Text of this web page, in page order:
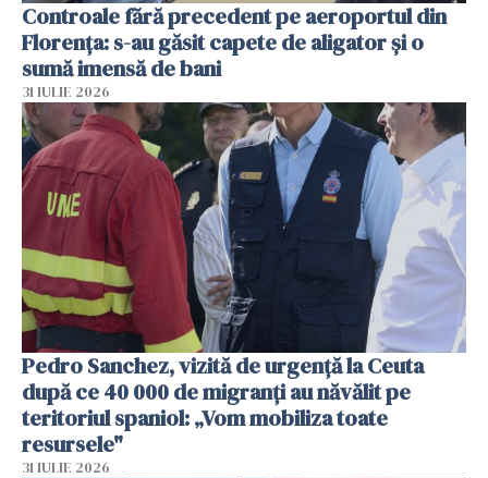
Controale fără precedent pe aeroportul din
Florența: s-au găsit capete de aligator și o
sumă imensă de bani
31 IULIE 2026
Pedro Sanchez, vizită de urgență la Ceuta
după ce 40 000 de migranți au năvălit pe
teritoriul spaniol: „Vom mobiliza toate
resursele"
31 IULIE 2026